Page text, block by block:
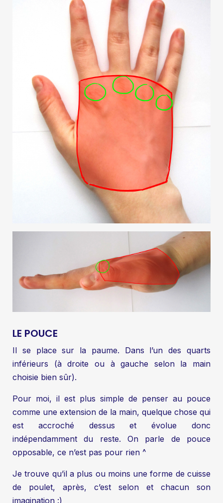
LE POUCE
Il se place sur la paume. Dans l’un des quarts
inférieurs (à droite ou à gauche selon la main
choisie bien sûr).
Pour moi, il est plus simple de penser au pouce
comme une extension de la main, quelque chose qui
est accroché dessus et évolue donc
indépendamment du reste. On parle de pouce
opposable, ce n’est pas pour rien ^
Je trouve qu’il a plus ou moins une forme de cuisse
de poulet, après, c’est selon et chacun son
imagination :)